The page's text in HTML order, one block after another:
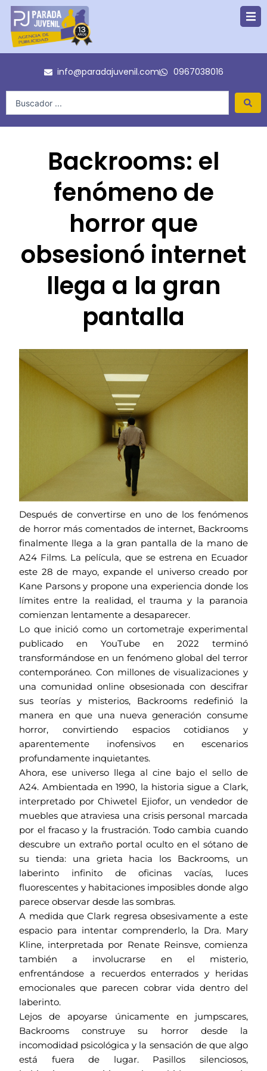
contenido
info@paradajuvenil.com 0967038016
Backrooms: el
fenómeno de
horror que
obsesionó internet
llega a la gran
pantalla
Después de convertirse en uno de los fenómenos
de horror más comentados de internet, Backrooms
finalmente llega a la gran pantalla de la mano de
A24 Films. La película, que se estrena en Ecuador
este 28 de mayo, expande el universo creado por
Kane Parsons y propone una experiencia donde los
límites entre la realidad, el trauma y la paranoia
comienzan lentamente a desaparecer.
Lo que inició como un cortometraje experimental
publicado en YouTube en 2022 terminó
transformándose en un fenómeno global del terror
contemporáneo. Con millones de visualizaciones y
una comunidad online obsesionada con descifrar
sus teorías y misterios, Backrooms redefinió la
manera en que una nueva generación consume
horror, convirtiendo espacios cotidianos y
aparentemente inofensivos en escenarios
profundamente inquietantes.
Ahora, ese universo llega al cine bajo el sello de
A24. Ambientada en 1990, la historia sigue a Clark,
interpretado por Chiwetel Ejiofor, un vendedor de
muebles que atraviesa una crisis personal marcada
por el fracaso y la frustración. Todo cambia cuando
descubre un extraño portal oculto en el sótano de
su tienda: una grieta hacia los Backrooms, un
laberinto infinito de oficinas vacías, luces
fluorescentes y habitaciones imposibles donde algo
parece observar desde las sombras.
A medida que Clark regresa obsesivamente a este
espacio para intentar comprenderlo, la Dra. Mary
Kline, interpretada por Renate Reinsve, comienza
también a involucrarse en el misterio,
enfrentándose a recuerdos enterrados y heridas
emocionales que parecen cobrar vida dentro del
laberinto.
Lejos de apoyarse únicamente en jumpscares,
Backrooms construye su horror desde la
incomodidad psicológica y la sensación de que algo
está fuera de lugar. Pasillos silenciosos,